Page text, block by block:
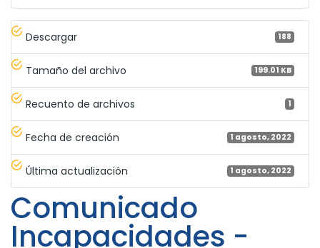
Descargar 188
Tamaño del archivo 199.01 KB
Recuento de archivos 1
Fecha de creación 1 agosto, 2022
Última actualización 1 agosto, 2022
Comunicado
Incapacidades -